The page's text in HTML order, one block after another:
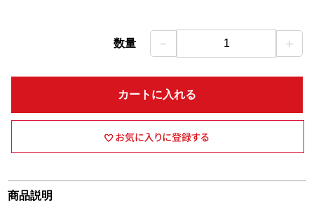
数量 － 1 ＋
カートに入れる
商品説明